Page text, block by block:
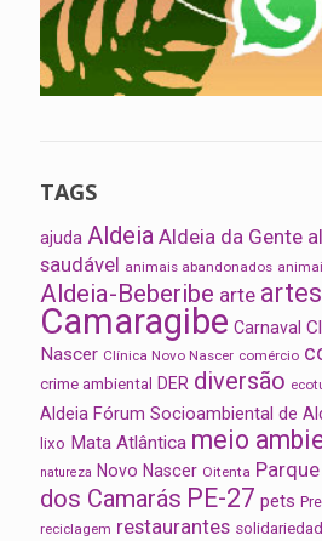
TAGS
ajuda Aldeia Aldeia da Gente
saudável animais abandonados
Aldeia-Beberibe arte
Camaragibe Carnaval
Nascer Clínica Novo Nascer comércio
crime ambiental DER diversão
Aldeia Fórum Socioambiental de
lixo Mata Atlântica meio
natureza Novo Nascer Oitenta Parque
dos Camarás PE-27 pets
reciclagem restaurantes